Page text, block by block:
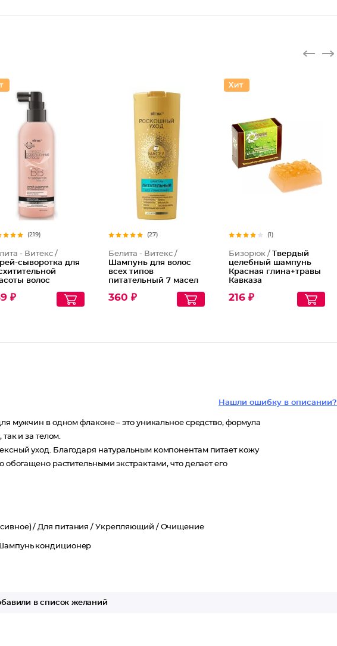
(219)
- Витекс /
сыворотка для
волос
Волосы
₽
(27)
Белита - Витекс /
Шампунь для волос
всех типов
питательный 7 масел
Уход
360 ₽
(1)
Бизорюк /Твердый
целебный шампунь
Красная глина+травы
Кавказа
216 ₽
Нашли ошибку в описании?
мужчин в одном флаконе – это уникальное средство, формула
и за телом.
уход. Благодаря натуральным компонентам питает кожу
растительными экстрактами, что делает его
/Для питания / Укрепляющий / Очищение
кондиционер
в список желаний